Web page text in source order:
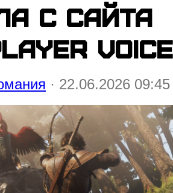
с сайта
Voice
· 22.06.2026 09:45